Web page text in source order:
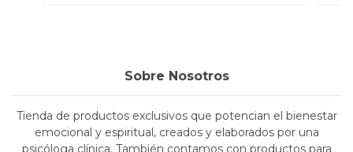
Sobre Nosotros
Tienda de productos exclusivos que potencian el bienestar
emocional y espiritual, creados y elaborados por una
psicóloga clínica. También contamos con productos para